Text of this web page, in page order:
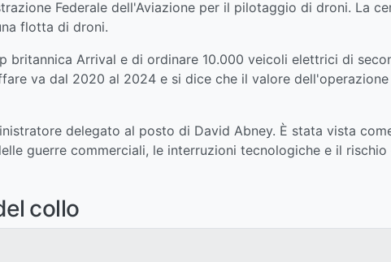
Federale dell'Aviazione per il pilotaggio di droni. La
flotta di droni.
britannica Arrival e di ordinare 10.000 veicoli elettrici di
va dal 2020 al 2024 e si dice che il valore
delegato al posto di David Abney. È stata vista
guerre commerciali, le interruzioni tecnologiche e il rischio
collo